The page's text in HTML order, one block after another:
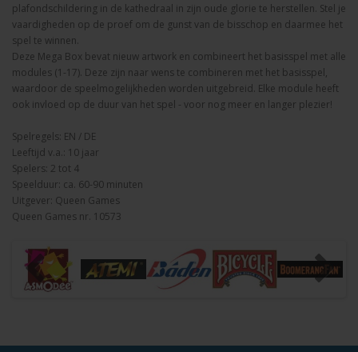
plafondschildering in de kathedraal in zijn oude glorie te herstellen. Stel je
vaardigheden op de proef om de gunst van de bisschop en daarmee het
spel te winnen.
Deze Mega Box bevat nieuw artwork en combineert het basisspel met alle
modules (1-17). Deze zijn naar wens te combineren met het basisspel,
waardoor de speelmogelijkheden worden uitgebreid. Elke module heeft
ook invloed op de duur van het spel - voor nog meer en langer plezier!
Spelregels: EN / DE
Leeftijd v.a.: 10 jaar
Spelers: 2 tot 4
Speelduur: ca. 60-90 minuten
Uitgever: Queen Games
Queen Games nr. 10573